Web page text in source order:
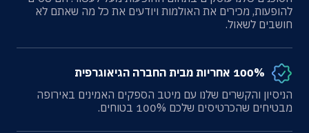
להופעות, מכירים את האולמות ויודעים את כל מה שאתם לא
חושבים לשאול.
100% אחריות מבית החברה הגיאוגרפית
הניסיון והקשרים שלנו עם מיטב הספקים האמינים באירופה
מבטיחים שהכרטיסים שלכם 100% בטוחים.